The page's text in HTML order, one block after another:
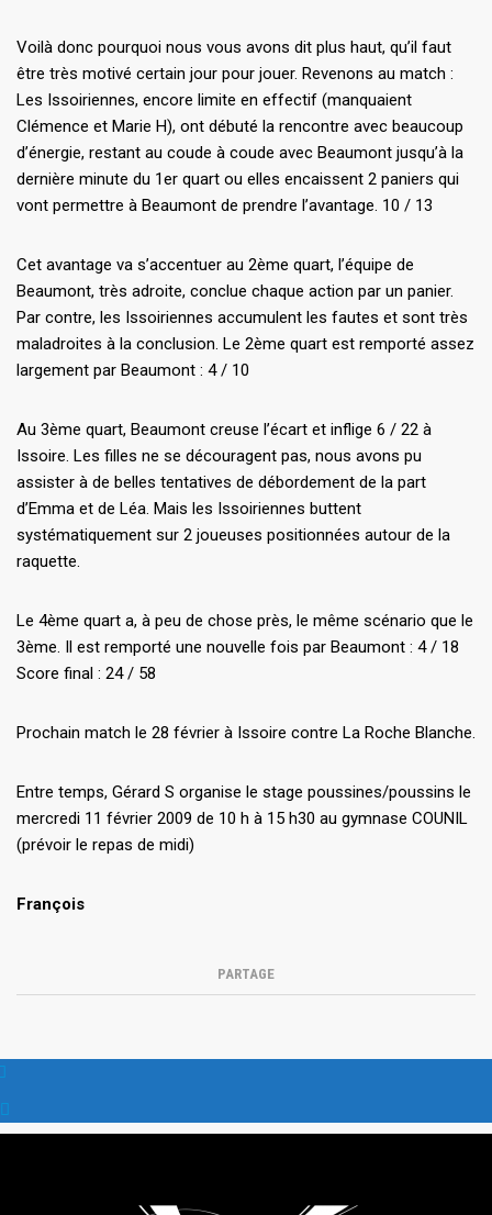
Voilà donc pourquoi nous vous avons dit plus haut, qu’il faut
être très motivé certain jour pour jouer. Revenons au match :
Les Issoiriennes, encore limite en effectif (manquaient
Clémence et Marie H), ont débuté la rencontre avec beaucoup
d’énergie, restant au coude à coude avec Beaumont jusqu’à la
dernière minute du 1er quart ou elles encaissent 2 paniers qui
vont permettre à Beaumont de prendre l’avantage. 10 / 13
Cet avantage va s’accentuer au 2ème quart, l’équipe de
Beaumont, très adroite, conclue chaque action par un panier.
Par contre, les Issoiriennes accumulent les fautes et sont très
maladroites à la conclusion. Le 2ème quart est remporté assez
largement par Beaumont : 4 / 10
Au 3ème quart, Beaumont creuse l’écart et inflige 6 / 22 à
Issoire. Les filles ne se découragent pas, nous avons pu
assister à de belles tentatives de débordement de la part
d’Emma et de Léa. Mais les Issoiriennes buttent
systématiquement sur 2 joueuses positionnées autour de la
raquette.
Le 4ème quart a, à peu de chose près, le même scénario que le
3ème. Il est remporté une nouvelle fois par Beaumont : 4 / 18
Score final : 24 / 58
Prochain match le 28 février à Issoire contre La Roche Blanche.
Entre temps, Gérard S organise le stage poussines/poussins le
mercredi 11 février 2009 de 10 h à 15 h30 au gymnase COUNIL
(prévoir le repas de midi)
François
PARTAGE